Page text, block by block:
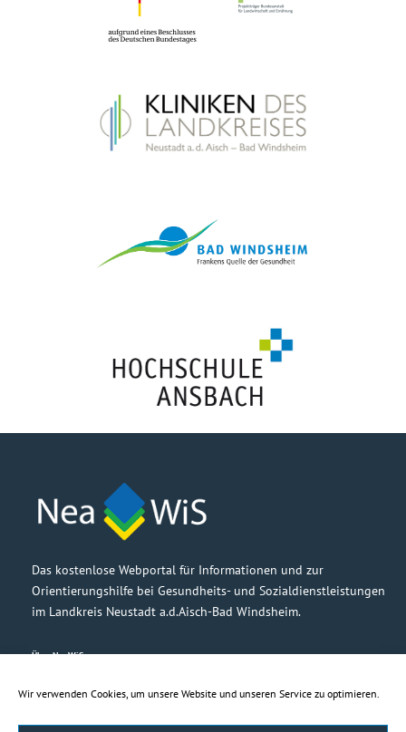
Wir verwenden Cookies, um unsere Website und unseren Service zu optimieren.
Das kostenlose Webportal für Informationen und zur
Orientierungshilfe bei Gesundheits- und Sozialdienstleistungen
im Landkreis Neustadt a.d.Aisch-Bad Windsheim.
Über NeaWiS
Partner